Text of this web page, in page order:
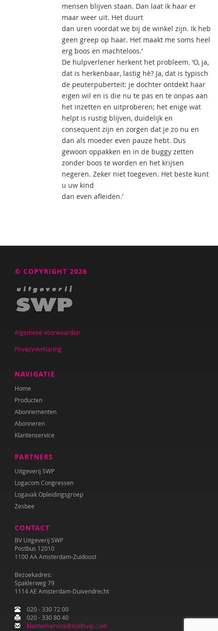
mensen blijven staan. Dan laat ik haar er
maar weer uit. Het duurt
dan uren voordat we bij de winkel zijn. Ik heb
geen greep op haar. Het maakt me soms heel
erg boos en machteloos.’
De hulpverlener herkent het probleem. ‘O, ja,
dat is herkenbaar, lastig hè? Ja, dat is typisch
de peuterpuberteit: je dochter ontdekt haar
eigen wil en is die nu te pas en te onpas aan
het inzetten en uitproberen; het enige wat
helpt is rustig blijven, duidelijk en
consequent zijn en zorgen dat je zo nu en
dan als moeder even pauze hebt. Dus
gewoon oppakken en in de buggy zetten
zonder boos te worden en het krijsen
negeren. Zeker niet toegeven. Het beste kunt
u uw kind
dan even afleiden.’
© COPYRIGHT 2026
Algemene voorwaarden
Privacyverklaring
NAVIGATIE
Home
Producten
Abonnementen
Abonneren
Klantenservice
PARTNERS
Uitgeverij SWP
Logacom Congressen
Logavak Opleidingsgroep
Zesbee
CONTACT
BV Uitgeverij SWP
Postbus 12010
1100 AA Amsterdam-Zuidoost
Bezoekadres:
Spaklerweg 79
1114 AE Amsterdam-Duivendrecht
020 - 330 72 00
020 - 330 80 40
klantenservice@mailswp.com